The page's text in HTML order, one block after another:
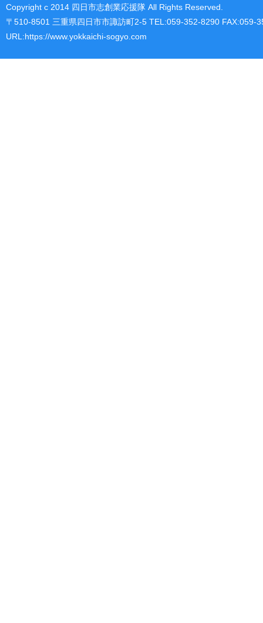
Copyright c 2014 四日市志創業応援隊 All Rights Reserved.
〒510-8501 三重県四日市市諏訪町2-5 TEL:059-352-8290 FAX:059-
URL:https://www.yokkaichi-sogyo.com